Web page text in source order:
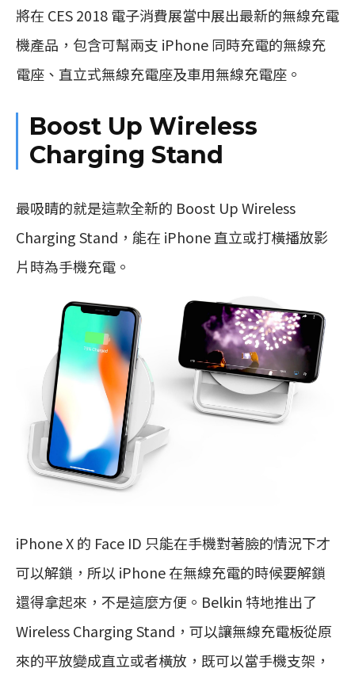
將在 CES 2018 電子消費展當中展出最新的無線充電
機產品，包含可幫兩支 iPhone 同時充電的無線充
電座、直立式無線充電座及車用無線充電座。
Boost Up Wireless
Charging Stand
最吸睛的就是這款全新的 Boost Up Wireless
Charging Stand，能在 iPhone 直立或打橫播放影
片時為手機充電。
iPhone X 的 Face ID 只能在手機對著臉的情況下才
可以解鎖，所以 iPhone 在無線充電的時候要解鎖
還得拿起來，不是這麼方便。Belkin 特地推出了
Wireless Charging Stand，可以讓無線充電板從原
來的平放變成直立或者橫放，既可以當手機支架，